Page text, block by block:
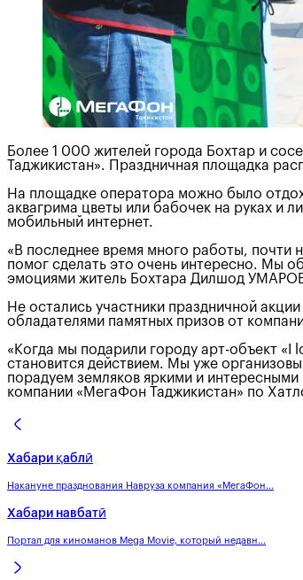
Более 1 000 жителей города Бохтар и
Таджикистан». Праздничная площадка
На площадке оператора можно было
аквагрима цветы или бабочек на руках и
мобильный интернет.
«В последнее время много работы, почти
помог сделать это очень интересно. Мы
эмоциями житель Бохтара Дилшод
Не остались участники праздничной
обладателями памятных призов от
«Когда мы подарили городу арт-объект
становится действием. Мы уже
порадуем земляков яркими и
компании «МегаФон Таджикистан» по
Хабари қаблӣ
Накануне празднования Навруза компания «МегаФон...
Хабари навбатӣ
Портал для киноманов Mega Movie, который недавн...